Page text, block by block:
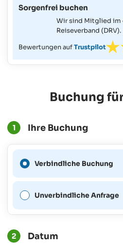
Sorgenfrei buchen
Wir sind Mitglied im
Reiseverband (DRV).
Bewertungen aufTrustpilot
Buchung
1 Ihre Buchung
Verbindliche Buchung
ist für diesen
Unverbindliche Anfrage
2 Datum